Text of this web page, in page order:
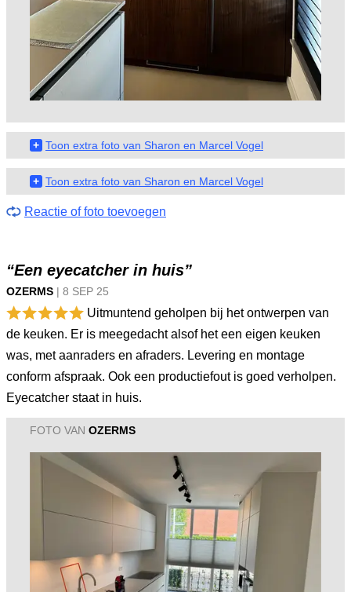
+ Toon extra foto van Sharon en Marcel Vogel
+ Toon extra foto van Sharon en Marcel Vogel
Reactie of foto toevoegen
“Een eyecatcher in huis”
OZERMS | 8 SEP 25
Uitmuntend geholpen bij het ontwerpen van
de keuken. Er is meegedacht alsof het een eigen keuken
was, met aanraders en afraders. Levering en montage
conform afspraak. Ook een productiefout is goed verholpen.
Eyecatcher staat in huis.
FOTO VAN OZERMS